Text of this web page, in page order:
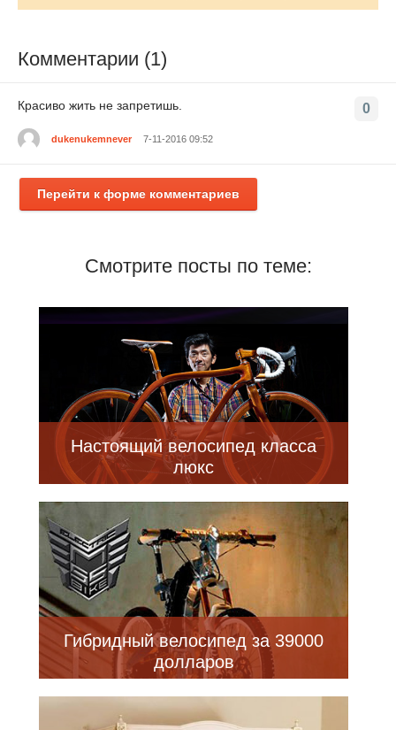
Комментарии (1)
0
Красиво жить не запретишь.
dukenukemnever 7-11-2016 09:52
Перейти к форме комментариев
Смотрите посты по теме:
Настоящий велосипед класса
люкс
Гибридный велосипед за 39000
долларов